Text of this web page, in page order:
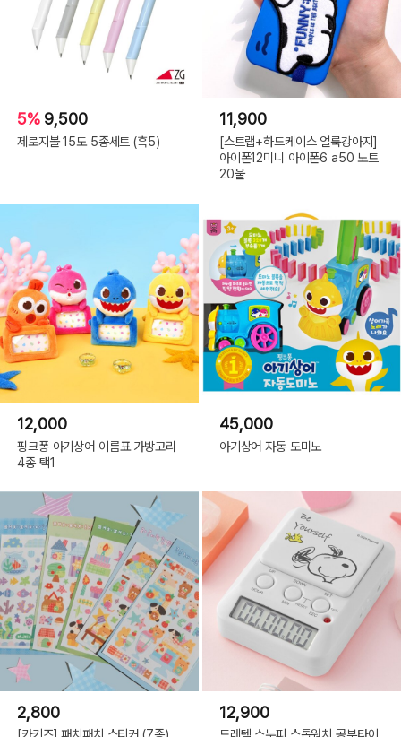
5% 9,500
제로지볼 15도 5종세트 (흑5)
11,900
[스트랩+하드케이스 얼룩강아지]
아이폰12미니 아이폰6 a50 노트
20울
12,000
핑크퐁 아기상어 이름표 가방고리
4종 택1
45,000
아기상어 자동 도미노
2,800 12,900